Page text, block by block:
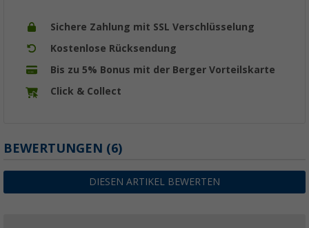
Sichere Zahlung mit SSL Verschlüsselung
Kostenlose Rücksendung
Bis zu 5% Bonus mit der Berger Vorteilskarte
Click & Collect
BEWERTUNGEN (6)
DIESEN ARTIKEL BEWERTEN